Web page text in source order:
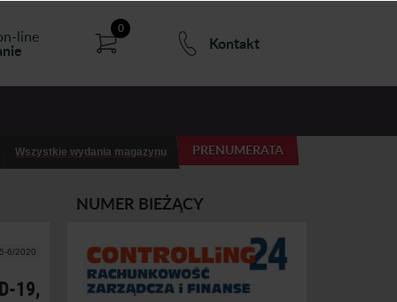
line 0
Kontakt
PRENUMERATA
Wszystkie wydania magazynu
6/2020
19,
NUMER BIEŻĄCY